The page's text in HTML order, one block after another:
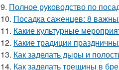
9. Полное руководство по
10. Посадка саженцев: 8
11. Какие культурные
12. Какие традиции
13. Как заделать дыры и
14. Как заделать трещины в